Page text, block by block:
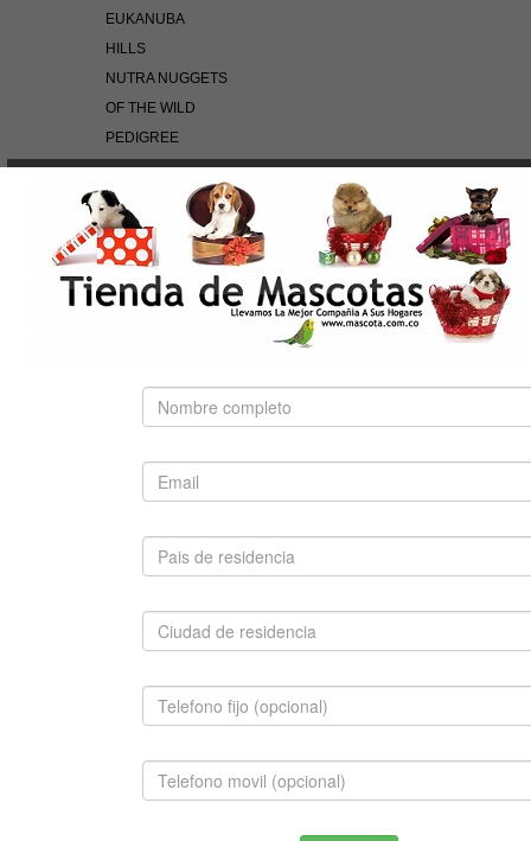
EUKANUBA
HILLS
NUTRA NUGGETS
OF THE WILD
PEDIGREE
PRO PLAN
ROYAL CANIN
BÚSQUEDA RÁPIDA
Use palabras clave para encontrar el producto que
busca.
SUGERIDO
WEIMARANER
$980,000.00